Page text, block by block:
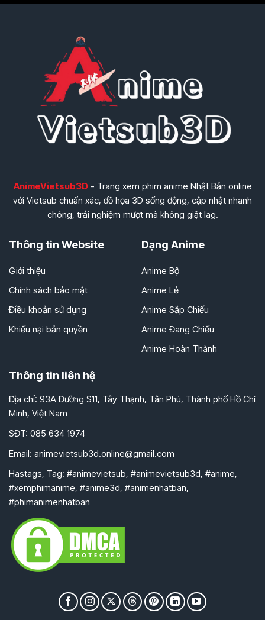
AnimeVietsub3D- Trang xem phim anime Nhật Bản online
với Vietsub chuẩn xác, đồ họa 3D sống động, cập nhật nhanh
chóng, trải nghiệm mượt mà không giật lag.
Thông tin Website
Giới thiệu
Chính sách bảo mật
Điều khoản sử dụng
Khiếu nại bản quyền
Dạng Anime
Anime Bộ
Anime Lẻ
Anime Sắp Chiếu
Anime Đang Chiếu
Anime Hoàn Thành
Thông tin liên hệ
Địa chỉ: 93A Đường S11, Tây Thạnh, Tân Phú, Thành phố Hồ Chí
Minh, Việt Nam
SĐT: 085 634 1974
Email: animevietsub3d.online@gmail.com
Hastags, Tag: #animevietsub, #animevietsub3d, #anime,
#xemphimanime, #anime3d, #animenhatban,
#phimanimenhatban